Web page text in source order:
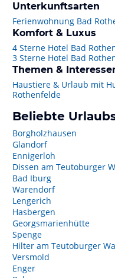
Unterkunftsarten
Ferienwohnung Bad
Komfort & Luxus
4 Sterne Hotel Bad
3 Sterne Hotel Bad
Themen &
Haustiere & Urlaub mit
Rothenfelde
Beliebte
Borgholzhausen
Glandorf
Ennigerloh
Dissen am Teutoburger
Bad Iburg
Warendorf
Lengerich
Hasbergen
Georgsmarienhütte
Spenge
Hilter am Teutoburger
Versmold
Enger